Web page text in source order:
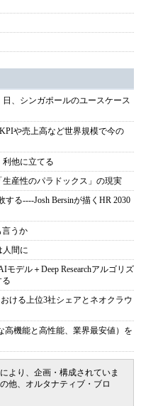
、シンガポールのユースケース
や売上高など世界規模で今の
他に立てる
産性のパラドックス」の現実
る----Josh Bersinが描くHR 2030
言うか
人間に
デル＋Deep Researchアルゴリズ
ける上位3社シェアとネオクラウ
高機能と高性能、業界最安値）を
より、企画・構成されていま
他、オルタナティブ・ブロ